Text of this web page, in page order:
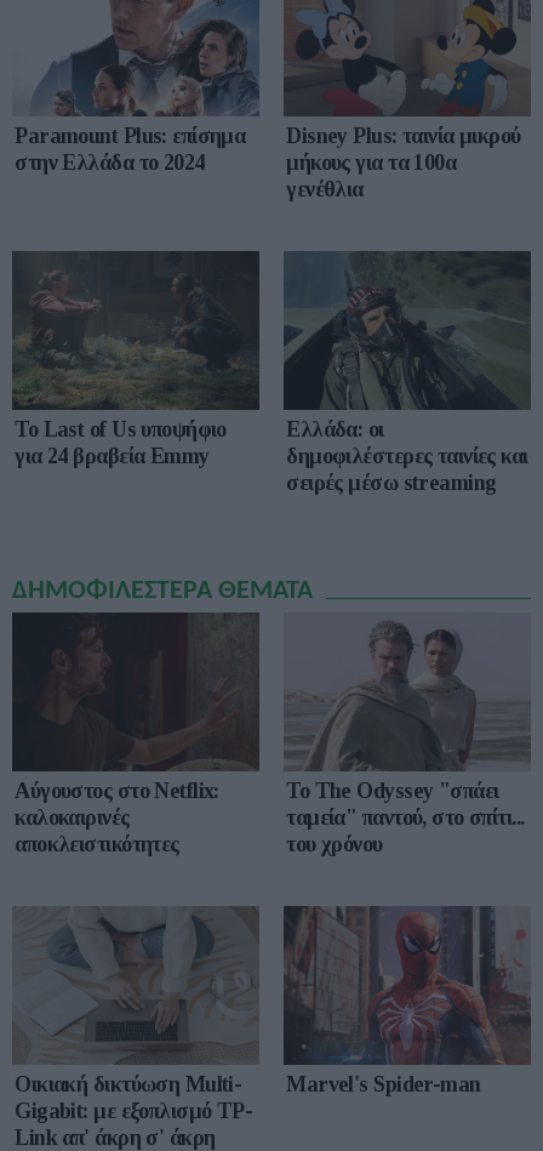
Paramount Plus: επίσημα
στην Ελλάδα το 2024
Disney Plus: ταινία μικρού
μήκους για τα 100α
γενέθλια
To Last of Us υποψήφιο
για 24 βραβεία Emmy
Ελλάδα: οι
δημοφιλέστερες ταινίες και
σειρές μέσω streaming
ΔΗΜΟΦΙΛΕΣΤΕΡΑ ΘΕΜΑΤΑ
Αύγουστος στο Netflix:
καλοκαιρινές
αποκλειστικότητες
To The Odyssey "σπάει
ταμεία" παντού, στο σπίτι...
του χρόνου
Οικιακή δικτύωση Multi-
Gigabit: με εξοπλισμό TP-
Link απ' άκρη σ' άκρη
Marvel's Spider-man